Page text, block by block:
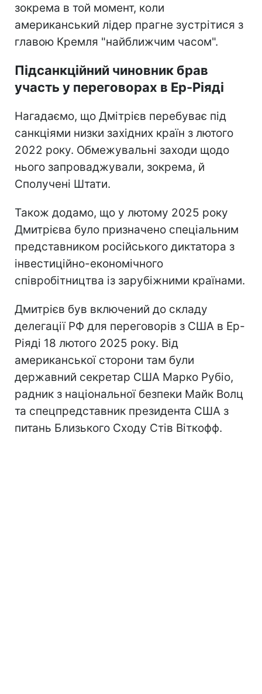
зокрема в той момент, коли
американський лідер прагне зустрітися з
главою Кремля "найближчим часом".
Підсанкційний чиновник брав
участь у переговорах в Ер-Ріяді
Нагадаємо, що Дмітрієв перебуває під
санкціями низки західних країн з лютого
2022 року. Обмежувальні заходи щодо
нього запроваджували, зокрема, й
Сполучені Штати.
Також додамо, що у лютому 2025 року
Дмитрієва було призначено спеціальним
представником російського диктатора з
інвестиційно-економічного
співробітництва із зарубіжними країнами.
Дмитрієв був включений до складу
делегації РФ для переговорів з США в Ер-
Ріяді 18 лютого 2025 року. Від
американської сторони там були
державний секретар США Марко Рубіо,
радник з національної безпеки Майк Волц
та спецпредставник президента США з
питань Близького Сходу Стів Віткофф.